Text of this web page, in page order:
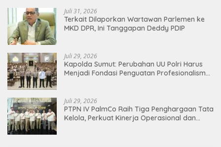
Juli 31, 2026
Terkait Dilaporkan Wartawan Parlemen ke
MKD DPR, Ini Tanggapan Deddy PDIP
Juli 29, 2026
Kapolda Sumut: Perubahan UU Polri Harus
Menjadi Fondasi Penguatan Profesionalisme
Juli 29, 2026
PTPN IV PalmCo Raih Tiga Penghargaan Tata
Kelola, Perkuat Kinerja Operasional dan